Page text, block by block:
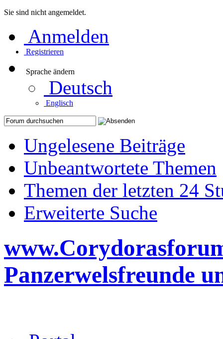
Sie sind nicht angemeldet.
Anmelden
Registrieren
Sprache ändern
Deutsch
Englisch
Ungelesene Beiträge
Unbeantwortete Themen
Themen der letzten 24
Erweiterte Suche
Panzerwelsfreunde